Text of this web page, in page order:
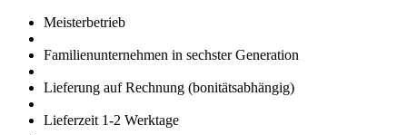
Meister­betrieb
Familien­unter­nehmen in sechster Gene­ration
Lieferung auf Rech­nung (bonitätsabhängig)
Liefer­zeit 1-2 Werk­tage